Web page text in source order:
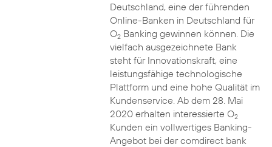
Deutschland, eine der führenden
Online-Banken in Deutschland für
O2Banking gewinnen können. Die
vielfach ausgezeichnete Bank
steht für Innovationskraft, eine
leistungsfähige technologische
Plattform und eine hohe Qualität im
Kundenservice. Ab dem 28. Mai
2020 erhalten interessierte O2
Kunden ein vollwertiges Banking-
Angebot bei der comdirect bank